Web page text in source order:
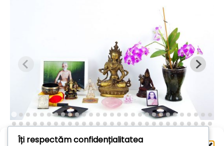
Administrează
Îți respectăm confidențialitatea